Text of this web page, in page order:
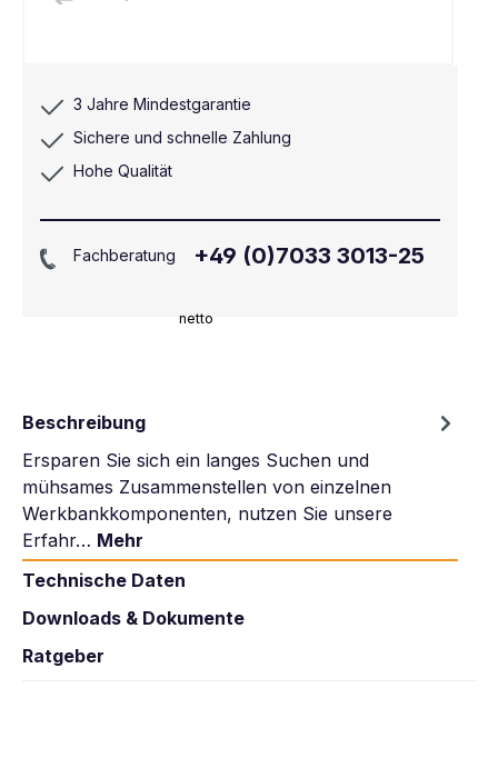
netto
3 Jahre Mindestgarantie
Sichere und schnelle Zahlung
Hohe Qualität
Fachberatung +49 (0)7033 3013-25
Beschreibung
Ersparen Sie sich ein langes Suchen und
mühsames Zusammenstellen von einzelnen
Werkbankkomponenten, nutzen Sie unsere
Erfahr… Mehr
Technische Daten
Downloads & Dokumente
Ratgeber